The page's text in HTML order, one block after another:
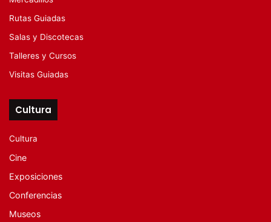
Rutas Guiadas
Salas y Discotecas
Talleres y Cursos
Visitas Guiadas
Cultura
Cultura
Cine
Exposiciones
Conferencias
Museos